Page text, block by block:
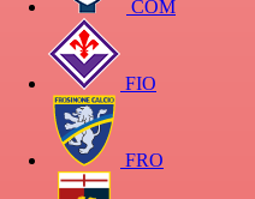
COM
FIO
FRO